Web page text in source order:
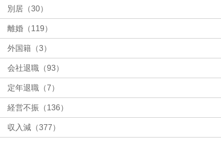
別居（30）
離婚（119）
外国籍（3）
会社退職（93）
定年退職（7）
経営不振（136）
収入減（377）